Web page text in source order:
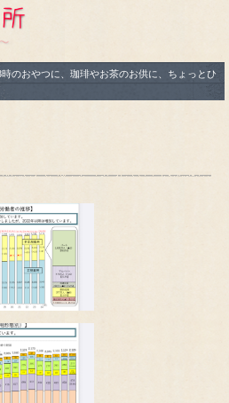
のおやつに、珈琲やお茶のお供に、ちょっとひ